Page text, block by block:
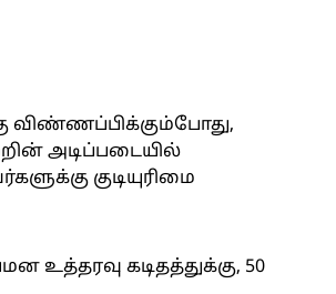
விண்ணப்பிக்கும்போது,
அடிப்படையில்
குடியுரிமை
கடிதத்துக்கு, 50